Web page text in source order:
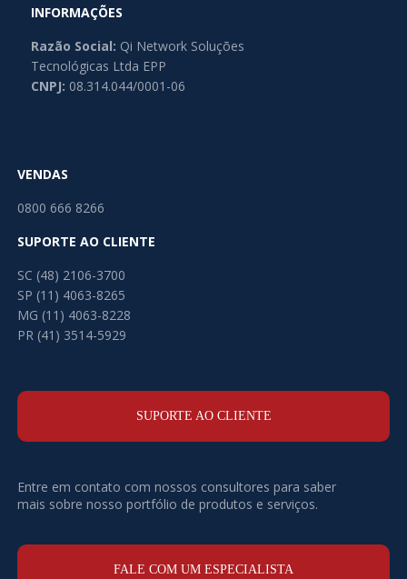
INFORMAÇÕES
Razão Social: Qi Network Soluções
Tecnológicas Ltda EPP
CNPJ: 08.314.044/0001-06
VENDAS
0800 666 8266
SUPORTE AO CLIENTE
SC (48) 2106-3700
SP (11) 4063-8265
MG (11) 4063-8228
PR (41) 3514-5929
SUPORTE AO CLIENTE
Entre em contato com nossos consultores para saber
mais sobre nosso portfólio de produtos e serviços.
FALE COM UM ESPECIALISTA